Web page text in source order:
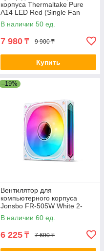
корпуса Thermaltake Pure
A14 LED Red (Single Fan
Pack) 2-008427 CL-F110-
PL14RE-A
В наличии 50 ед.
7 980 ₸ 9 900 ₸
Купить
–19%
Вентилятор для
компьютерного корпуса
Jonsbo FR-505W White 2-
021788
В наличии 60 ед.
6 225 ₸ 7 690 ₸